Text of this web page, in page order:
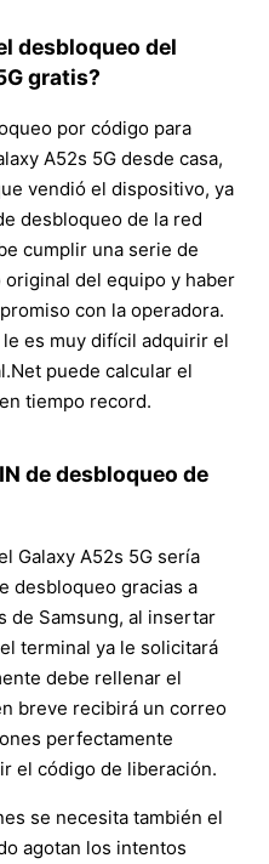
desbloqueo del
gratis?
por código para
A52s 5G desde casa,
vendió el dispositivo, ya
desbloqueo de la red
cumplir una serie de
del equipo y haber
con la operadora.
es muy difícil adquirir el
puede calcular el
tiempo record.
de desbloqueo de
Galaxy A52s 5G sería
desbloqueo gracias a
de Samsung, al insertar
terminal ya le solicitará
debe rellenar el
breve recibirá un correo
perfectamente
el código de liberación.
se necesita también el
agotan los intentos